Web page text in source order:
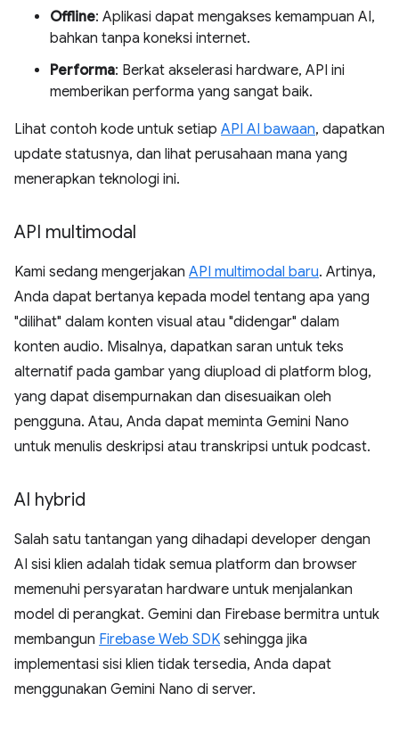
Offline: Aplikasi dapat mengakses kemampuan AI,
bahkan tanpa koneksi internet.
Performa: Berkat akselerasi hardware, API ini
memberikan performa yang sangat baik.
Lihat contoh kode untuk setiap API AI bawaan, dapatkan
update statusnya, dan lihat perusahaan mana yang
menerapkan teknologi ini.
API multimodal
Kami sedang mengerjakan API multimodal baru. Artinya,
Anda dapat bertanya kepada model tentang apa yang
"dilihat" dalam konten visual atau "didengar" dalam
konten audio. Misalnya, dapatkan saran untuk teks
alternatif pada gambar yang diupload di platform blog,
yang dapat disempurnakan dan disesuaikan oleh
pengguna. Atau, Anda dapat meminta Gemini Nano
untuk menulis deskripsi atau transkripsi untuk podcast.
AI hybrid
Salah satu tantangan yang dihadapi developer dengan
AI sisi klien adalah tidak semua platform dan browser
memenuhi persyaratan hardware untuk menjalankan
model di perangkat. Gemini dan Firebase bermitra untuk
membangun Firebase Web SDK sehingga jika
implementasi sisi klien tidak tersedia, Anda dapat
menggunakan Gemini Nano di server.